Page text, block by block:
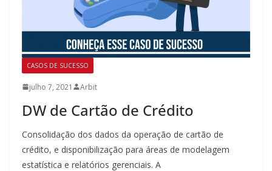
CASOS DE SUCESSO
julho 7, 2021 Arbit
DW de Cartão de Crédito
Consolidação dos dados da operação de cartão de
crédito, e disponibilização para áreas de modelagem
estatística e relatórios gerenciais. A